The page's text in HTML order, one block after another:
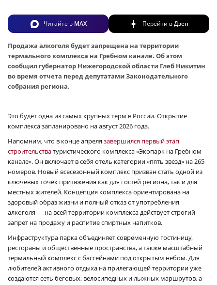
Читайте в MAX Перейти вДзен
Продажа алкоголя будет запрещена на территории
термального комплекса на Гребном канале. Об этом
сообщил губернатор Нижегородской области Глеб Никитин
во время отчета перед депутатами Законодательного
собрания региона.
Это будет одна из самых крупных терм в России. Открытие
комплекса запланировано на август 2026 года.
Напомним, что в конце апреля завершился первый этап
строительстватуристического комплекса «Экопарк на Гребном
канале». Он включает в себя отель категории «пять звезд» на 265
номеров. Новый всесезонный комплекс призван стать одной из
ключевых точек притяжения как для гостей региона, так и для
местных жителей. Концепция комплекса ориентирована на
здоровый образ жизни и полный отказ от употребления
алкоголя — на всей территории комплекса действует строгий
запрет на продажу и распитие спиртных напитков.
Инфраструктура парка объединяет современную гостиницу,
рестораны и общественные пространства, а также масштабный
термальный комплекс с бассейнами под открытым небом. Для
любителей активного отдыха на прилегающей территории уже
создаются сеть беговых, велосипедных и лыжных маршрутов, а